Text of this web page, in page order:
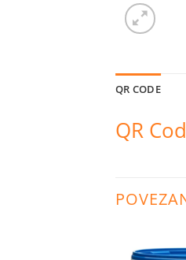
QR CODE
QR